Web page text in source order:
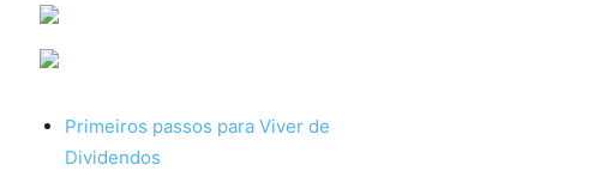
Primeiros passos para Viver de
Dividendos